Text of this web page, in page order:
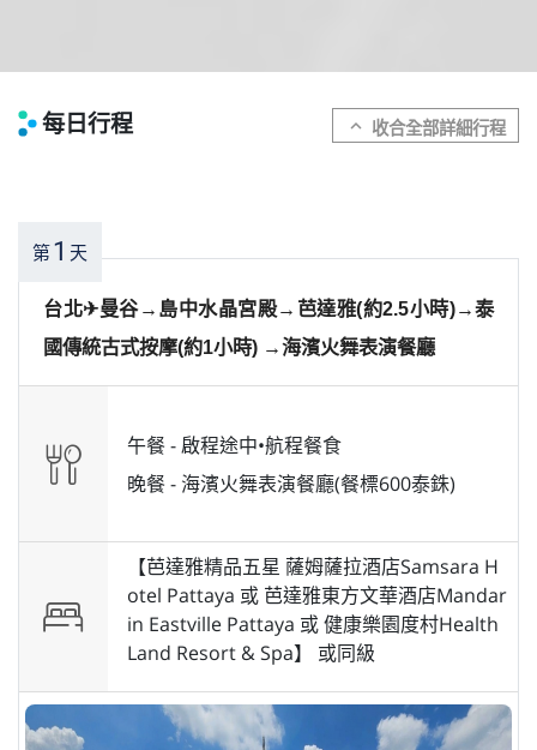
每日行程 expand_more
第1 天
台北✈曼谷→島中水晶宮殿→芭達雅(約2.5小時)→泰
國傳統古式按摩(約1小時) →海濱火舞表演餐廳
午餐 -啟程途中•航程餐食
晚餐 - 海濱火舞表演餐廳(餐標600泰銖)
【芭達雅精品五星 薩姆薩拉酒店Samsara H
otel Pattaya 或 芭達雅東方文華酒店Mandar
in Eastville Pattaya 或 健康樂園度村Health
Land Resort & Spa】 或同級